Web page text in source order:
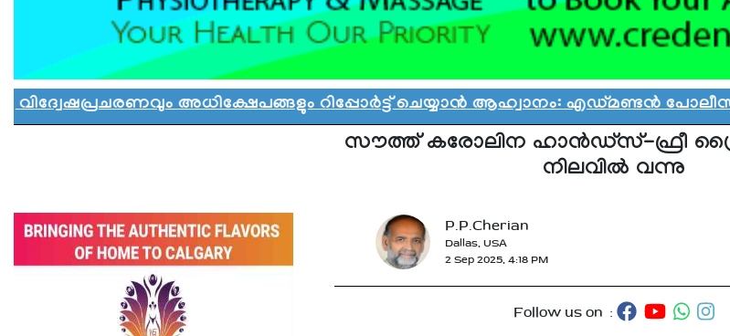
അധിക്ഷേപങ്ങളും റിപ്പോർട്ട് ചെയ്യാൻ ആഹ്വാനം: എഡ്മണ്ടൻ പോലീസിൻ്റെ
സൗത്ത് കരോലിന ഹാൻഡ്സ്-ഫ്രീ
നിലവിൽ വന്നു
P.P.Cherian
Dallas, USA
2 Sep 2025, 4:18 PM
Follow us on :